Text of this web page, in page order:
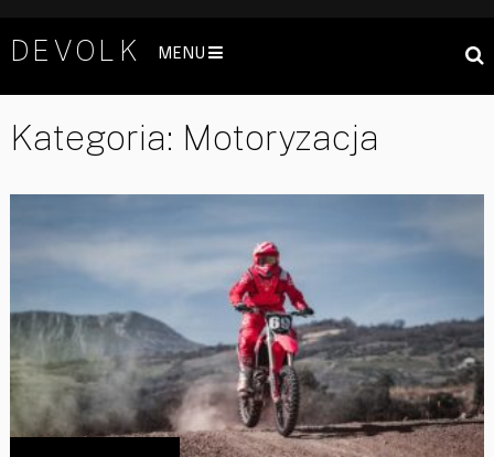
DEVOLK MENU
Kategoria: Motoryzacja